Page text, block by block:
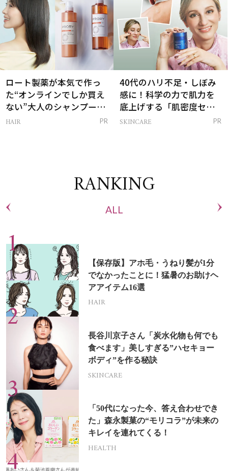
ロート製薬が本気で作っ
た“オンラインでしか買え
ない”大人のシャンプー＆
トリートメントって？
HAIR PR
40代のハリ不足・しぼみ
感に！科学の力で肌力を
底上げする「肌密度セラ
ム」
SKINCARE PR
RANKING
ALL
【保存版】アホ毛・うねり髪が1分
でなかったことに！猛暑のお助けヘ
アアイテム16選
HAIR
長谷川京子さん「炭水化物も何でも
食べます」美しすぎる”ハセキョー
ボディ”を作る秘訣
SKINCARE
「50代になった今、答え合わせでき
た」森永製菓の“モリコラ”が未来の
キレイを連れてくる！
HEALTH